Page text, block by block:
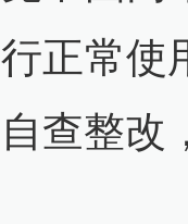
行正常使
自查整改